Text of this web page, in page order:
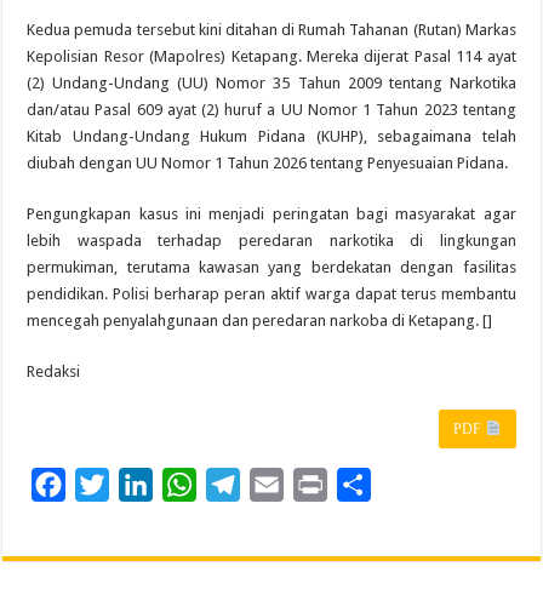
Kedua pemuda tersebut kini ditahan di Rumah Tahanan (Rutan) Markas
Kepolisian Resor (Mapolres) Ketapang. Mereka dijerat Pasal 114 ayat
(2) Undang-Undang (UU) Nomor 35 Tahun 2009 tentang Narkotika
dan/atau Pasal 609 ayat (2) huruf a UU Nomor 1 Tahun 2023 tentang
Kitab Undang-Undang Hukum Pidana (KUHP), sebagaimana telah
diubah dengan UU Nomor 1 Tahun 2026 tentang Penyesuaian Pidana.
Pengungkapan kasus ini menjadi peringatan bagi masyarakat agar
lebih waspada terhadap peredaran narkotika di lingkungan
permukiman, terutama kawasan yang berdekatan dengan fasilitas
pendidikan. Polisi berharap peran aktif warga dapat terus membantu
mencegah penyalahgunaan dan peredaran narkoba di Ketapang. []
Redaksi
PDF
c
i
n
W
a
l
a
i
a